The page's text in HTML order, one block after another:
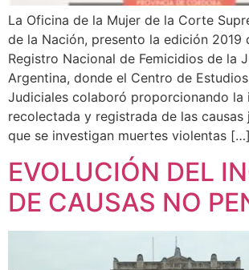
La Oficina de la Mujer de la Corte
de la Nación, presento la edición 2019
Registro Nacional de Femicidios de la
Argentina, donde el Centro de
Judiciales colaboró proporcionando la
recolectada y registrada de las causas
que se investigan muertes violentas […]
EVOLUCIÓN DEL
DE CAUSAS NO